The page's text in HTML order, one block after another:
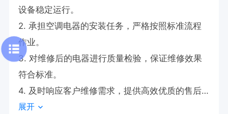
设备稳定运行。
2. 承担空调电器的安装任务，严格按照标准流程
作业。
3. 对维修后的电器进行质量检验，保证维修效果
符合标准。
4. 及时响应客户维修需求，提供高效优质的售后
服务。
展开